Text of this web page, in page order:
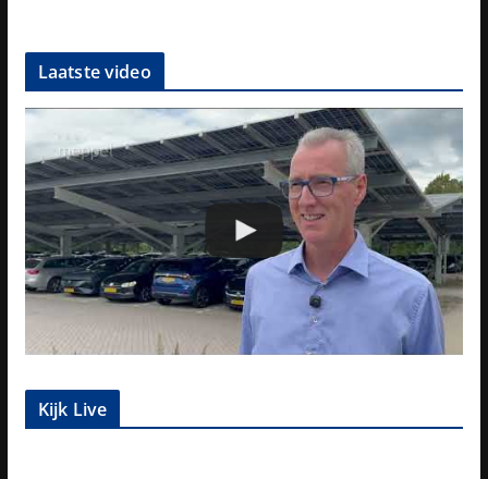
Laatste video
Kijk Live